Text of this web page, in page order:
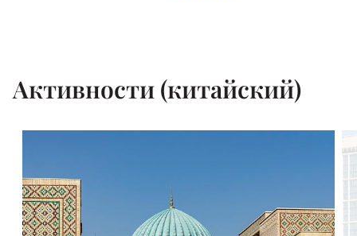
Активности (китайский)